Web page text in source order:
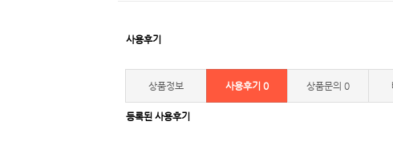
사용후기
상품정보 사용후기 0 상품문의 0
등록된 사용후기